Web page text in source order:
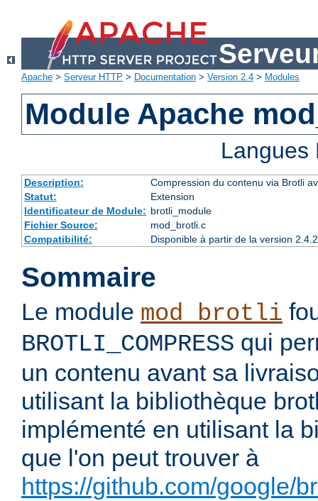
Apache > Serveur HTTP > Documentation > Version 2.4 > Modules
Module Apache
Description:
Compression du contenu via Brotli
Statut:
Extension
Identificateur de Module: brotli_module
Fichier Source:
mod_brotli.c
Compatibilité:
Disponible à partir de la version
Sommaire
Le module mod_brotli
BROTLI_COMPRESS qui
un contenu avant sa
utilisant la bibliothèque
implémenté en utilisant la
que l'on peut trouver à
https://github.com/google/